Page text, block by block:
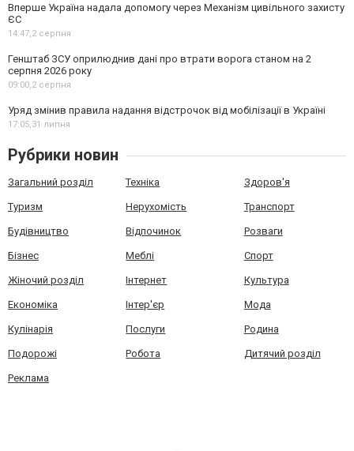
Вперше Україна надала допомогу через Механізм цивільного захисту
ЄС
14:47,2 серпня
Генштаб ЗСУ оприлюднив дані про втрати ворога станом на 2
серпня 2026 року
09:00,2 серпня
Уряд змінив правила надання відстрочок від мобілізації в Україні
17:05,31 липня
Рубрики новин
Загальний розділ Техніка Здоров'я
Туризм Нерухомість Транспорт
Будівництво Відпочинок Розваги
Бізнес Меблі Спорт
Жіночий розділ Інтернет Культура
Економіка Інтер'єр Мода
Кулінарія Послуги Родина
Подорожі Робота Дитячий розділ
Реклама